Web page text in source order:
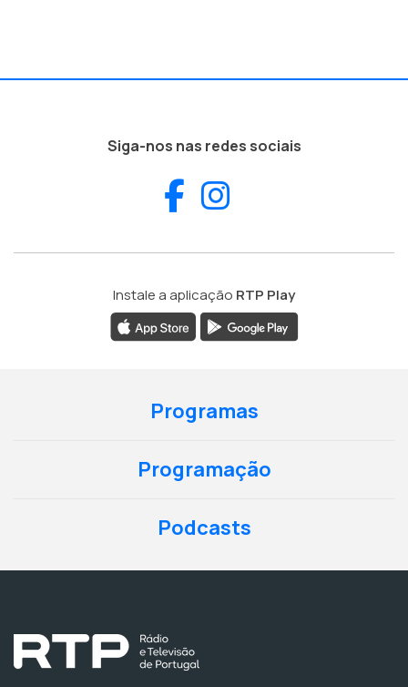
Siga-nos nas redes sociais
Facebook
Instale a aplicação RTP Play
Programas
Programação
Podcasts